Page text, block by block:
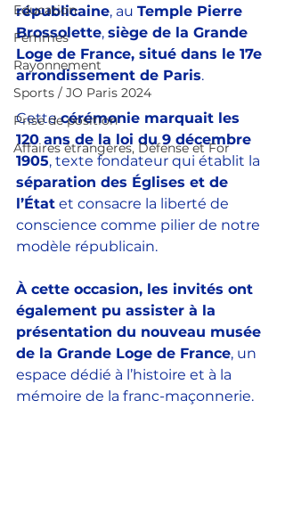
Education
Femmes
Rayonnement
Sports / JO Paris 2024
Prise de position
Affaires étrangères, Défense et For
républicaine, au Temple Pierre
Brossolette, siège de la Grande
Loge de France, situé dans le 17e
arrondissement de Paris.
Cette cérémonie marquait les
120 ans de la loi du 9 décembre
1905, texte fondateur qui établit la
séparation des Églises et de
l’État et consacre la liberté de
conscience comme pilier de notre
modèle républicain.
À cette occasion, les invités ont
également pu assister à la
présentation du nouveau musée
de la Grande Loge de France, un
espace dédié à l’histoire et à la
mémoire de la franc-maçonnerie.